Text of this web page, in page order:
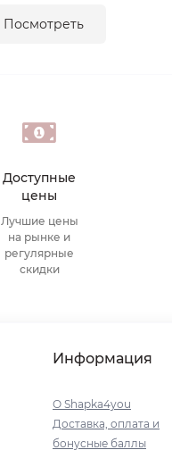
Посмотреть
Доступные
цены
Лучшие цены
на рынке и
регулярные
скидки
Информация
О Shapka4you
Доставка, оплата и
бонусные баллы